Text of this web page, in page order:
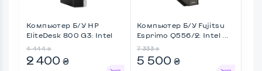
Компьютер Б/У HP
EliteDesk 800 G3: Intel
4 444 ₴
2 400 ₴
Компьютер Б/У Fujitsu
Esprimo Q556/2: Intel ...
7 333 ₴
5 500 ₴